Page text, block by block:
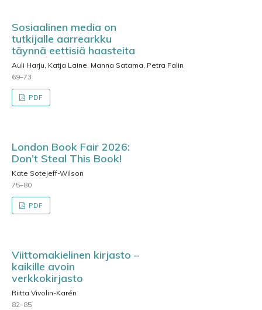
Sosiaalinen media on
tutkijalle aarrearkku
täynnä eettisiä haasteita
Auli Harju, Katja Laine, Manna Satama, Petra Falin
69–73
PDF
London Book Fair 2026:
Don’t Steal This Book!
Kate Sotejeff-Wilson
75–80
PDF
Viittomakielinen kirjasto –
kaikille avoin
verkkokirjasto
Riitta Vivolin-Karén
82–85